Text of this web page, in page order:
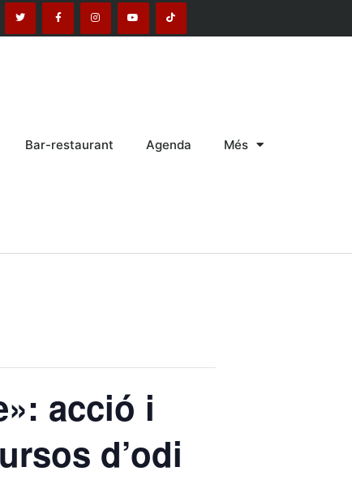
Bar-restaurant Agenda Més
acció i
d’odi